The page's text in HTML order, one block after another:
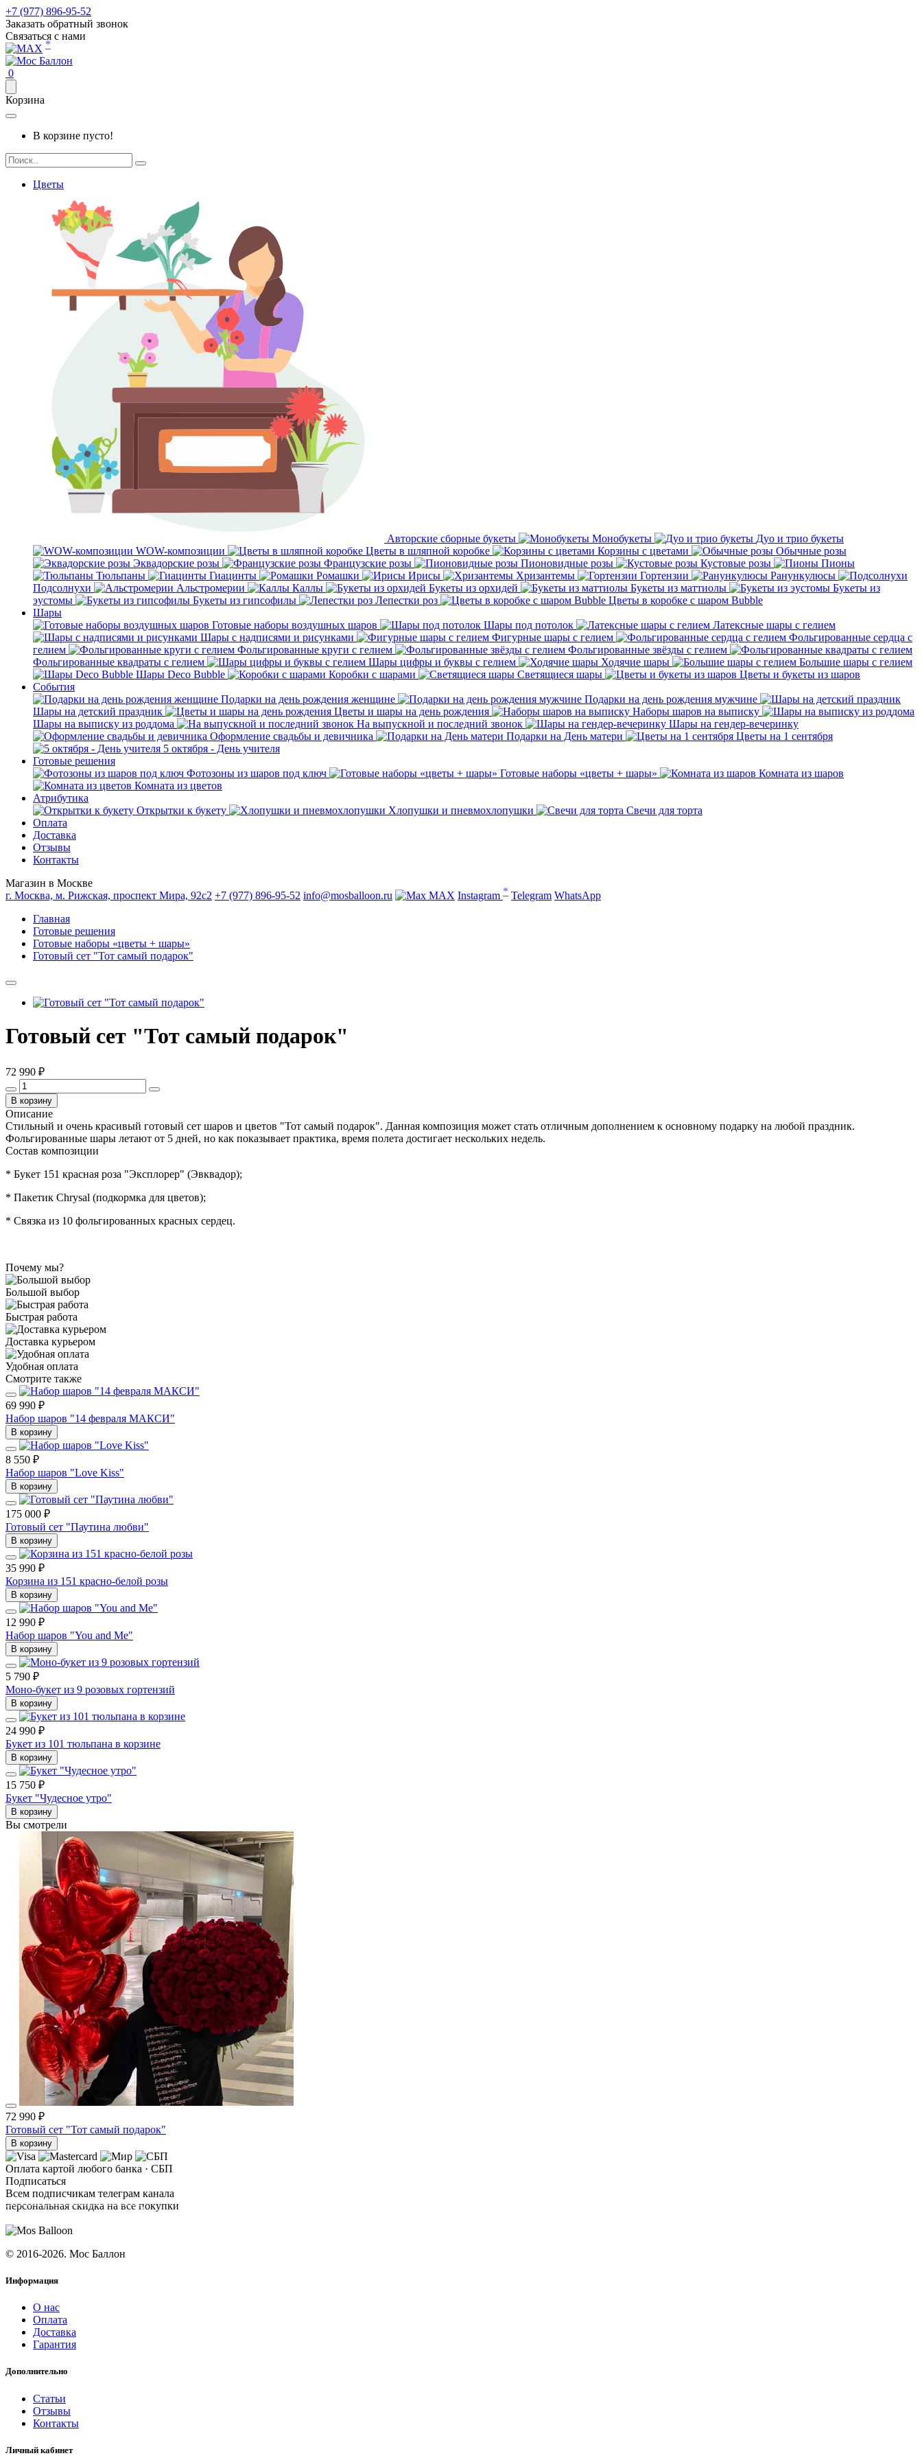
+7 (977) 896-95-52
Заказать обратный звонок
Связаться с нами
*
0
Корзина
В корзине пусто!
Цветы
Авторские сборные букеты Монобукеты
Дуо и трио букеты
WOW-композиции
Цветы в шляпной коробке Корзины с цветами
Обычные розы
Эквадорские розы
Французские розы Пионовидные розы Кустовые розы
Пионы
Тюльпаны
Гиацинты Ромашки Ирисы Хризантемы Гортензии
Ранункулюсы
Подсолнухи
Альстромерии Каллы Букеты из орхидей Букеты из маттиолы
Букеты из
эустомы
Букеты из гипсофилы Лепестки роз
Цветы в коробке с шаром Bubble
Шары
Готовые наборы воздушных шаров
Шары под потолок
Латексные шары с гелием
Шары с надписями и рисунками
Фигурные шары с гелием
Фольгированные сердца с
гелием
Фольгированные круги с гелием
Фольгированные звёзды с гелием
Фольгированные квадраты с гелием
Шары цифры и буквы с гелием Ходячие шары
Большие шары с гелием
Шары Deco Bubble
Коробки с шарами Светящиеся шары
Цветы и букеты из шаров
События
Подарки на день рождения женщине
Подарки на день рождения мужчине
Шары на детский праздник
Цветы и шары на день рождения
Наборы шаров на выписку
Шары на выписку из роддома
На выпускной и последний звонок
Шары на гендер-вечеринку
Оформление свадьбы и девичника
Подарки на День матери
Цветы на 1 сентября
5 октября - День учителя
Готовые решения
Фотозоны из шаров под ключ
Готовые наборы «цветы + шары»
Комната из шаров
Комната из цветов
Атрибутика
Открытки к букету
Хлопушки и пневмохлопушки
Свечи для торта
Оплата
Доставка
Отзывы
Контакты
Магазин в Москве
г. Москва, м. Рижская, проспект Мира, 92с2 +7 (977) 896-95-52 info@mosballoon.ru MAX Instagram * Telegram WhatsApp
Главная
Готовые решения
Готовые наборы «цветы + шары»
Готовый сет "Тот самый подарок"
Готовый сет "Тот самый подарок"
72 990 ₽
В корзину
Описание
Стильный и очень красивый готовый сет шаров и цветов "Тот самый подарок". Данная композиция может стать отличным дополнением к основному подарку на любой праздник.
Фольгированные шары летают от 5 дней, но как показывает практика, время полета достигает нескольких недель.
Состав композиции
* Букет 151 красная роза "Эксплорер" (Эвквадор);
* Пакетик Сhrysal (подкормка для цветов);
* Связка из 10 фольгированных красных сердец.
Почему мы?
Большой выбор
Быстрая работа
Доставка курьером
Удобная оплата
Смотрите также
69 990 ₽
Набор шаров "14 февраля МАКСИ"
В корзину
8 550 ₽
Набор шаров "Love Kiss"
В корзину
175 000 ₽
Готовый сет "Паутина любви"
В корзину
35 990 ₽
Корзина из 151 красно-белой розы
В корзину
12 990 ₽
Набор шаров "You and Me"
В корзину
5 790 ₽
Моно-букет из 9 розовых гортензий
В корзину
24 990 ₽
Букет из 101 тюльпана в корзине
В корзину
15 750 ₽
Букет "Чудесное утро"
В корзину
Вы смотрели
72 990 ₽
Готовый сет "Тот самый подарок"
В корзину
Оплата картой любого банка · СБП
Подписаться
Всем подписчикам телеграм канала
персональная скидка на все покупки
© 2016-2026. Мос Баллон
Информация
О нас
Оплата
Доставка
Гарантия
Дополнительно
Статьи
Отзывы
Контакты
Личный кабинет